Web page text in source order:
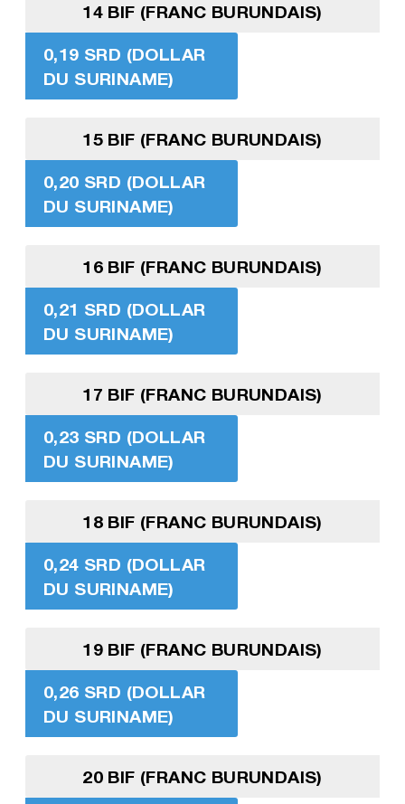
14 BIF (FRANC BURUNDAIS)
0,19 SRD (DOLLAR
DU SURINAME)
15 BIF (FRANC BURUNDAIS)
0,20 SRD (DOLLAR
DU SURINAME)
16 BIF (FRANC BURUNDAIS)
0,21 SRD (DOLLAR
DU SURINAME)
17 BIF (FRANC BURUNDAIS)
0,23 SRD (DOLLAR
DU SURINAME)
18 BIF (FRANC BURUNDAIS)
0,24 SRD (DOLLAR
DU SURINAME)
19 BIF (FRANC BURUNDAIS)
0,26 SRD (DOLLAR
DU SURINAME)
20 BIF (FRANC BURUNDAIS)